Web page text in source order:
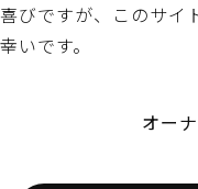
喜びですが、このサイ
幸いです。
オー